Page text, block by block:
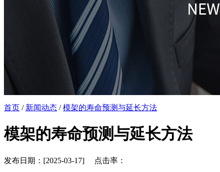
首页 / 新闻动态 /模架的寿命预测与延长方法
模架的寿命预测与延长方法
发布日期：[2025-03-17] 点击率：